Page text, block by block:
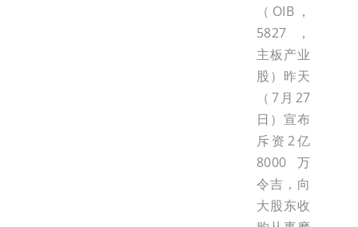
（OIB，
5827，
主板产业
股）昨天
（7月27
日）宣布
斥资2亿
8000万
令吉，向
大股东收